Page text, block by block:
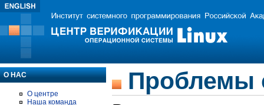
О НАС
О центре
Наша команда
Проблемы